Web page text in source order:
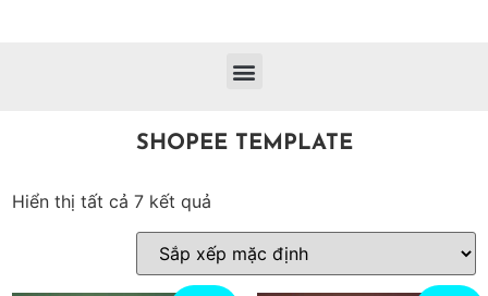
SHOPEE TEMPLATE
Hiển thị tất cả 7 kết quả